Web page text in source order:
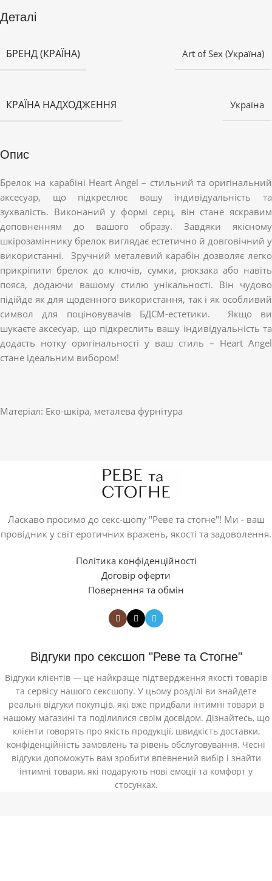
Деталі
БРЕНД (КРАЇНА) Art of Sex (Україна)
КРАЇНА НАДХОДЖЕННЯ Україна
Опис
Брелок на карабіні Heart Angel – стильний та оригінальний
аксесуар, що підкреслює вашу індивідуальність та
зухвалість. Виконаний у формі серц, він стане яскравим
доповненням до вашого образу. Завдяки якісному
шкірозаміннику брелок виглядає естетично й довговічний у
використанні. Зручний металевий карабін дозволяє легко
прикріпити брелок до ключів, сумки, рюкзака або навіть
пояса, додаючи вашому стилю унікальності. Він чудово
підійде як для щоденного використання, так і як особливий
символ для поціновувачів БДСМ-естетики. Якщо ви
шукаєте аксесуар, що підкреслить вашу індивідуальність та
додасть нотку оригінальності у ваш стиль – Heart Angel
стане ідеальним вибором!
Матеріал: Еко-шкіра, металева фурнітура
Ласкаво просимо до секс-шопу "Реве та стогне"! Ми - ваш
провідник у світ еротичних вражень, якості та задоволення.
Політика конфіденційності
Договір оферти
Повернення та обмін
Відгуки про сексшоп "Реве та Стогне"
Відгуки клієнтів — це найкраще підтвердження якості товарів
та сервісу нашого сексшопу. У цьому розділі ви знайдете
реальні відгуки покупців, які вже придбали інтимні товари в
нашому магазині та поділилися своїм досвідом. Дізнайтесь, що
клієнти говорять про якість продукції, швидкість доставки,
конфіденційність замовлень та рівень обслуговування. Чесні
відгуки допоможуть вам зробити впевнений вибір і знайти
інтимні товари, які подарують нові емоції та комфорт у
стосунках.